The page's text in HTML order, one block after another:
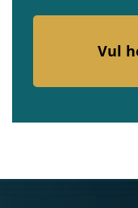
Vul